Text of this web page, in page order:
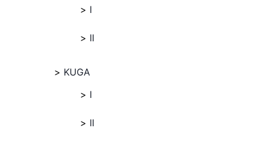
I
II
KUGA
I
II